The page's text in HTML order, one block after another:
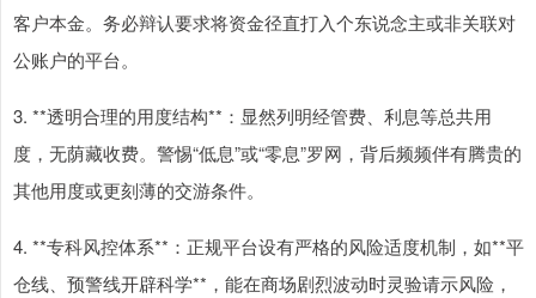
客户本金。务必辩认要求将资金径直打入个东说念主或非关联对
公账户的平台。
3. **透明合理的用度结构**：显然列明经管费、利息等总共用
度，无荫藏收费。警惕“低息”或“零息”罗网，背后频频伴有腾贵的
其他用度或更刻薄的交游条件。
4. **专科风控体系**：正规平台设有严格的风险适度机制，如**平
仓线、预警线开辟科学**，能在商场剧烈波动时灵验请示风险，